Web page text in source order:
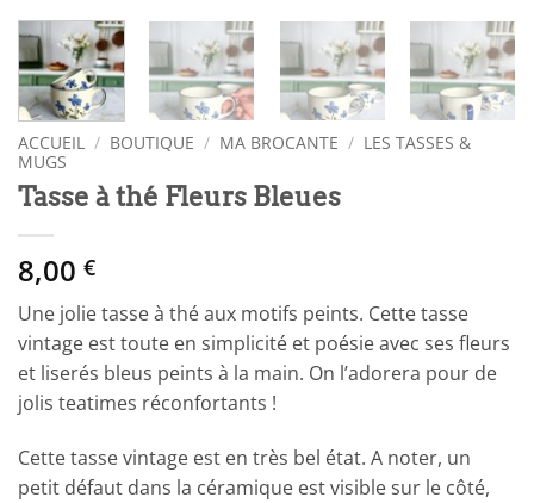
ACCUEIL / BOUTIQUE / MA BROCANTE / LES TASSES &
MUGS
Tasse à thé Fleurs Bleues
8,00 €
Une jolie tasse à thé aux motifs peints. Cette tasse
vintage est toute en simplicité et poésie avec ses fleurs
et liserés bleus peints à la main. On l’adorera pour de
jolis teatimes réconfortants !
Cette tasse vintage est en très bel état. A noter, un
petit défaut dans la céramique est visible sur le côté,